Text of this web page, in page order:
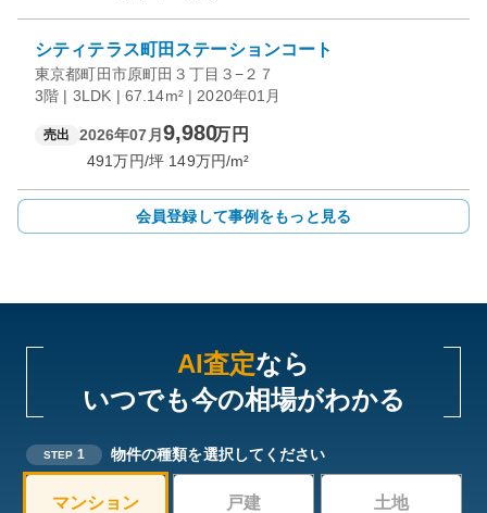
シティテラス町田ステーションコート
東京都町田市原町田３丁目３−２７
3階 | 3LDK | 67.14m² | 2020年01月
売出 2026年07月 9,980万円
491万円/坪 149万円/m²
会員登録して事例をもっと見る
AI査定なら
いつでも今の相場がわかる
STEP 1 物件の種類を選択してください
マンション 戸建 土地